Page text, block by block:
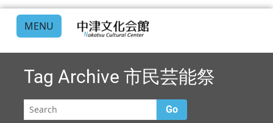
MENU
Tag Archive 市民芸能祭
Go